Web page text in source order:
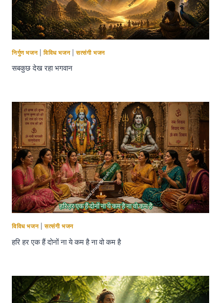
निर्गुण भजन|विविध भजन|सत्संगी भजन
सबकुछ देख रहा भगवान
विविध भजन|सत्संगी भजन
हरि हर एक हैं दोनों ना ये कम है ना वो कम है